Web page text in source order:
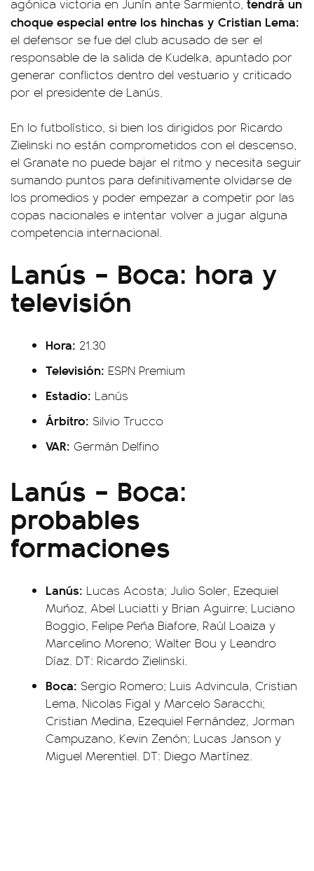
choque especial entre los hinchas y Cristian Lema:
el defensor se fue del club acusado de ser el
responsable de la salida de Kudelka, apuntado por
generar conflictos dentro del vestuario y criticado
por el presidente de Lanús.
En lo futbolístico, si bien los dirigidos por Ricardo
Zielinski no están comprometidos con el descenso,
el Granate no puede bajar el ritmo y necesita seguir
sumando puntos para definitivamente olvidarse de
los promedios y poder empezar a competir por las
copas nacionales e intentar volver a jugar alguna
competencia internacional.
Lanús – Boca: hora y
televisión
Hora: 21.30
Televisión: ESPN Premium
Estadio: Lanús
Árbitro: Silvio Trucco
VAR: Germán Delfino
Lanús – Boca:
probables
formaciones
Lanús: Lucas Acosta; Julio Soler, Ezequiel
Muñoz, Abel Luciatti y Brian Aguirre; Luciano
Boggio, Felipe Peña Biafore, Raúl Loaiza y
Marcelino Moreno; Walter Bou y Leandro
Díaz. DT: Ricardo Zielinski.
Boca: Sergio Romero; Luis Advincula, Cristian
Lema, Nicolas Figal y Marcelo Saracchi;
Cristian Medina, Ezequiel Fernández, Jorman
Campuzano, Kevin Zenón; Lucas Janson y
Miguel Merentiel. DT: Diego Martínez.